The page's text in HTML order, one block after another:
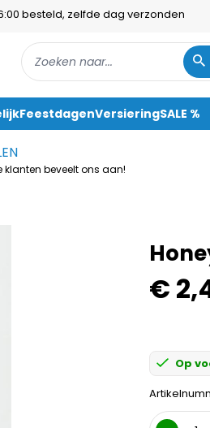
besteld, zelfde dag verzonden
FeestdagenVersieringSALE %
klanten beveelt ons aan!
€
Op
Aantal